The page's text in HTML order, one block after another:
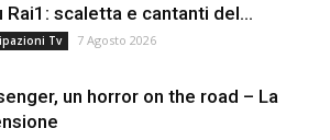
Rai1: scaletta e cantanti del...
Tv 7 Agosto 2026
un horror on the road – La